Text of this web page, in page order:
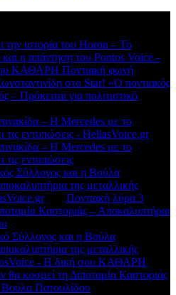
ιστορία του Horon – Το
και η απάντηση του Pontos Voice -
ΚΑΘΑΡΗ Ποντιακή φωνή
στο Star! «Ο ποντιακός
– Πρόκειται για πολιτιστικό
– Η Mercedes με το
εντυπώσεις - HellasVoice.grστο
– Η Mercedes με το
εντυπώσεις
Σύλλογος και η Βούλα
της μεταλλικής
στο Ποντιακή λύρα 3
Καστοριάς – Αποκαλυπτήρια
Σύλλογος και η Βούλα
της μεταλλικής
- H δική σου ΚΑΘΑΡΗ
θα κοσμεί τη Διποταμία Καστοριάς
Πατουλίδου